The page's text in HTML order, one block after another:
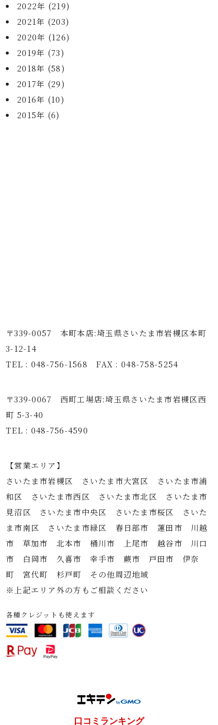
2022年 (219)
2021年 (203)
2020年 (126)
2019年 (73)
2018年 (58)
2017年 (29)
2016年 (10)
2015年 (6)
〒339-0057 本町本店:埼玉県さいたま市岩槻区本町
3-12-14
TEL : 048-756-1568 FAX : 048-758-5254
〒339-0067 西町工場店:埼玉県さいたま市岩槻区西
町 5-3-40
TEL : 048-756-4590
【営業エリア】
さいたま市岩槻区 さいたま市大宮区 さいたま市浦
和区 さいたま市西区 さいたま市北区 さいたま市
見沼区 さいたま市中央区 さいたま市桜区 さいた
ま市南区 さいたま市緑区 春日部市 蓮田市 川越
市 草加市 北本市 桶川市 上尾市 越谷市 川口
市 白岡市 久喜市 幸手市 蕨市 戸田市 伊奈
町 宮代町 杉戸町 その他周辺地域
※上記エリア外の方もご相談ください
各種クレジットも使えます